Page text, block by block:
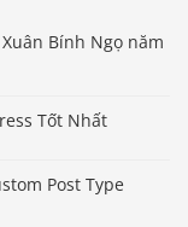
Bính Ngọ năm
Tốt Nhất
Post Type